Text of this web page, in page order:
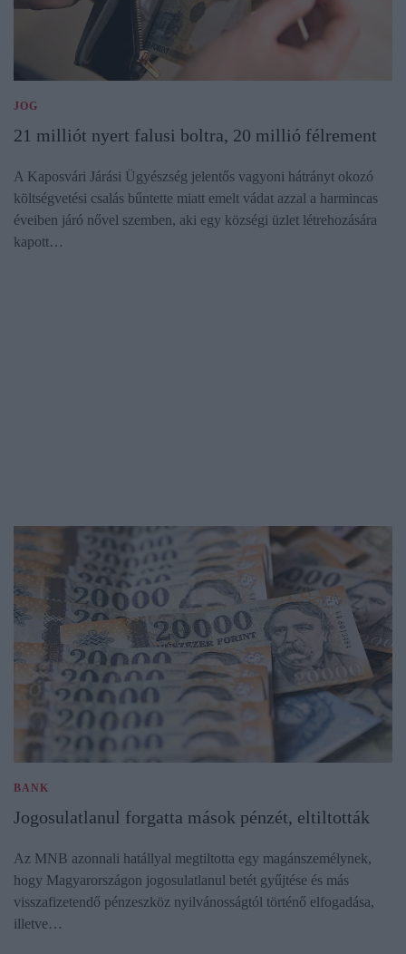
JOG
21 milliót nyert falusi boltra, 20 millió félrement
A Kaposvári Járási Ügyészség jelentős vagyoni hátrányt okozó
költségvetési csalás bűntette miatt emelt vádat azzal a harmincas
éveiben járó nővel szemben, aki egy községi üzlet létrehozására
kapott…
BANK
Jogosulatlanul forgatta mások pénzét, eltiltották
Az MNB azonnali hatállyal megtiltotta egy magánszemélynek,
hogy Magyarországon jogosulatlanul betét gyűjtése és más
visszafizetendő pénzeszköz nyilvánosságtól történő elfogadása,
illetve…